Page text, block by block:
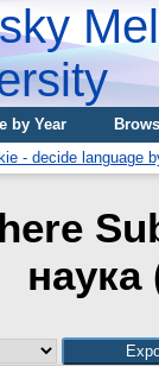
by Year
наука